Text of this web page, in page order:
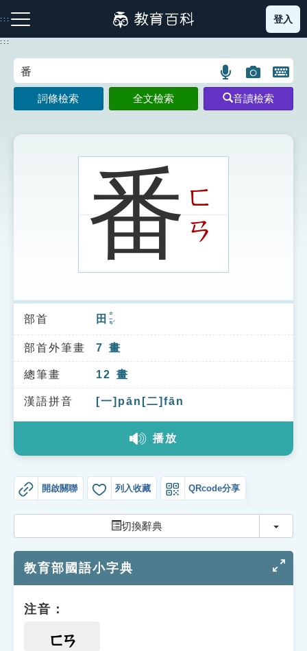
到
主
:::
注音索引圖示 筆畫索引圖示 部首索引表圖示
索引選單
知識索引
單字索引
生命大百科索引
登入
:::
語
言
搜
示
圖
片
搜
開
鍵
圖
詞條檢索 全文檢索 音讀檢索
番ㄈ
ㄢ
部首 田 ㄊㄧㄢˊ
部首外筆畫 7 畫
總筆畫 12 畫
漢語拼音 [一]pān[二]fān
播放
開啟關聯 列入收藏 QRcode分享
切換辭典 切換
教育部國語小字典
注音：
ㄈㄢ